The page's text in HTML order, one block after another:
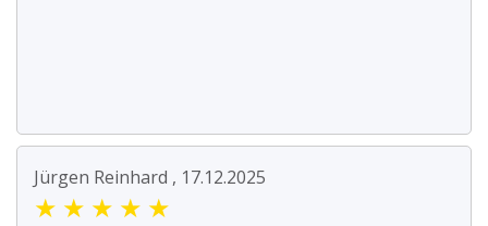
Jürgen Reinhard , 17.12.2025
★ ★ ★ ★ ★